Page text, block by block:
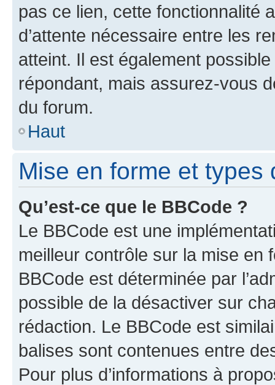
pas ce lien, cette fonctionnalité
d’attente nécessaire entre les
atteint. Il est également
répondant, mais assurez-vous
du forum.
Haut
Mise en forme et types
Qu’est-ce que le BBCode ?
Le BBCode est une
meilleur contrôle sur la mise en
BBCode est déterminée par
possible de la désactiver sur
rédaction. Le BBCode est
balises sont contenues entre
Pour plus d’informations à